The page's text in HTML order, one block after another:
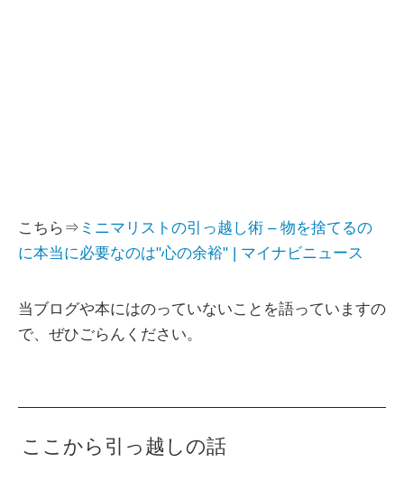
こちら⇒ ミニマリストの引っ越し術 – 物を捨てるの
に本当に必要なのは"心の余裕" | マイナビニュース
当ブログや本にはのっていないことを語っていますの
で、ぜひごらんください。
ここから引っ越しの話